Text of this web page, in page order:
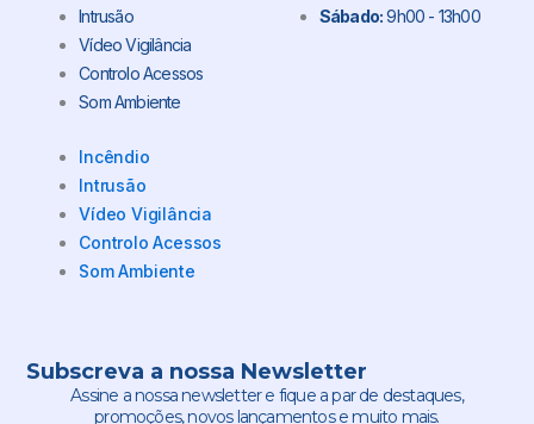
Intrusão
Vídeo Vigilância
Controlo Acessos
Som Ambiente
Incêndio
Intrusão
Vídeo Vigilância
Controlo Acessos
Som Ambiente
Sábado:9h00 - 13h00
Subscreva a nossa Newsletter
Assine a nossa newsletter e fique a par de destaques,
promoções, novos lançamentos e muito mais.